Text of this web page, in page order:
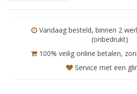
Vandaag besteld, binnen 2
(onbedrukt)
100% veilig online betalen,
Service met een